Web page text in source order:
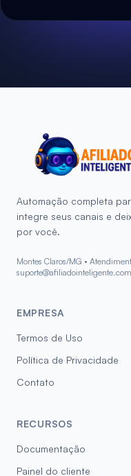
Automação completa
integre seus canais e
por você.
Montes Claros/MG •
EMPRESA
Termos de Uso
Política de Privacidade
Contato
RECURSOS
Documentação
Painel do cliente